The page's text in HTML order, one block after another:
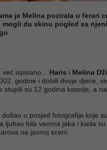
je Melina pozirala u ferari
mogli da skinu pogled sa
ispisano... Haris i Melina
godine i dobili dvoje djece,
stupili su 12 godina kasnije, a
došao u posjed fotografija koje
ljubav bila veoma jaka i kada
na javnoj sceni.